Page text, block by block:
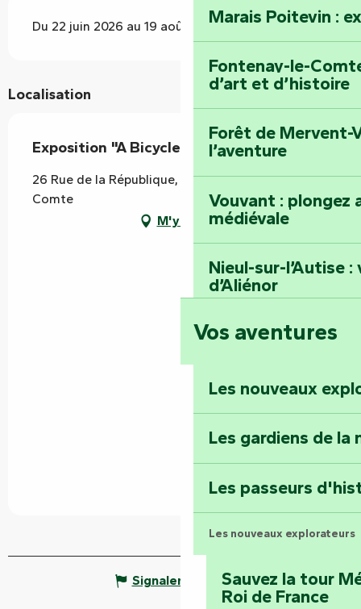
Marais Poitevin :
Fontenay-le-
d’art et d’histoire
Forêt de Mervent-
l’aventure
Vouvant : plongez
médiévale
Nieul-sur-l’Autise
d’Aliénor
Foussais-Payré :
Faymoreau :
épopée minière
Terre d’étoiles :
Vos aventures
Les nouveaux
Les gardiens de la
Les passeurs
Les nouveaux explorateurs
Sauvez la tour
Roi de France
Du 22 juin 2026 au 19 août 2026
Localisation
Exposition "A Bicyclettes"
26 Rue de la République, 85200 Fontenay-le-
Comte
M'y rendre
Signaler une erreur